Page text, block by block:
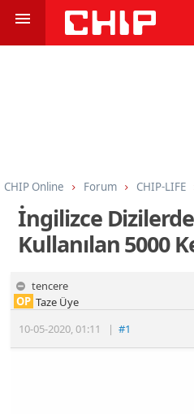
CHIP Online Forum CHIP-LIFE
İngilizce Dizilerde
Kullanılan 5000
tencere
10-05-2020,01:11 |#1
OP Taze Üye